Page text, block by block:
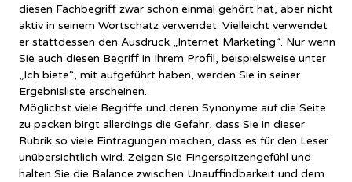
diesen Fachbegriff zwar schon einmal gehört hat, aber nicht
aktiv in seinem Wortschatz verwendet. Vielleicht verwendet
er stattdessen den Ausdruck „Internet Marketing“. Nur wenn
Sie auch diesen Begriff in Ihrem Profil, beispielsweise unter
„Ich biete“, mit aufgeführt haben, werden Sie in seiner
Ergebnisliste erscheinen.
Möglichst viele Begriffe und deren Synonyme auf die Seite
zu packen birgt allerdings die Gefahr, dass Sie in dieser
Rubrik so viele Eintragungen machen, dass es für den Leser
unübersichtlich wird. Zeigen Sie Fingerspitzengefühl und
halten Sie die Balance zwischen Unauffindbarkeit und dem